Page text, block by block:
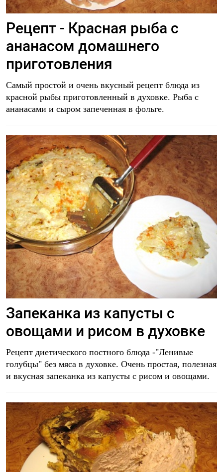
Рецепт - Красная рыба с
ананасом домашнего
приготовления
Самый простой и очень вкусный рецепт блюда из
красной рыбы приготовленный в духовке. Рыба с
ананасами и сыром запеченная в фольге.
Запеканка из капусты с
овощами и рисом в духовке
Рецепт диетического постного блюда -"Ленивые
голубцы" без мяса в духовке. Очень простая, полезная
и вкусная запеканка из капусты с рисом и овощами.